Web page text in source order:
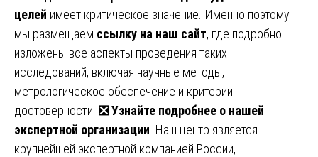
целей имеет критическое значение. Именно поэтому
мы размещаем ссылку на наш сайт, где подробно
изложены все аспекты проведения таких
исследований, включая научные методы,
метрологическое обеспечение и критерии
достоверности. ❎Узнайте подробнее о нашей
экспертной организации . Наш центр является
крупнейшей экспертной компанией России,